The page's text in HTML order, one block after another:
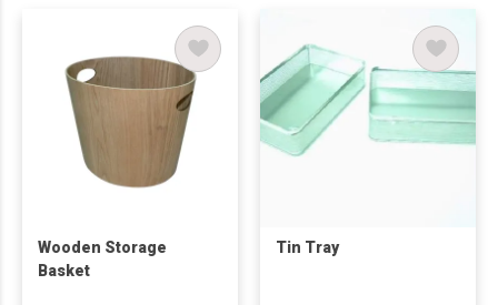
Wooden Storage
Basket
Tin Tray